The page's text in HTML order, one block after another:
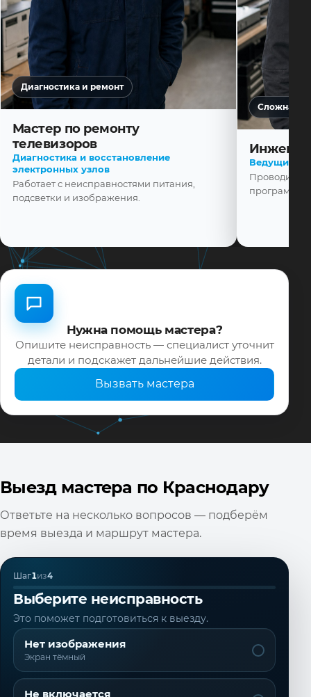
Диагностика и ремонт
Мастер по ремонту
телевизоров
Диагностика и восстановление
электронных узлов
Работает с неисправностями питания,
подсветки и изображения.
Сложная
Ведущий
Проводит
Нужна помощь мастера?
Опишите неисправность — специалист уточнит
детали и подскажет дальнейшие действия.
Вызвать мастера
Выезд мастера по Краснодару
Ответьте на несколько вопросов — подберём
время выезда и маршрут мастера.
Шаг1из4
Выберите неисправность
Это поможет подготовиться к выезду.
Нет изображения
Экран тёмный
Не включается